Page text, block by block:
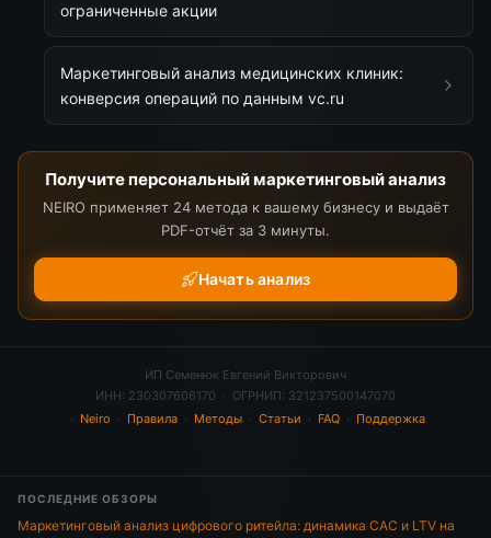
ограниченные акции
Маркетинговый анализ медицинских клиник:
конверсия операций по данным vc.ru
Получите персональный маркетинговый анализ
NEIRO применяет 24 метода к вашему бизнесу и выдаёт
PDF-отчёт за 3 минуты.
Начать анализ
ИП Семенюк Евгений Викторович
ИНН: 230307606170 · ОГРНИП: 321237500147070
· Neiro · Правила· Методы· Статьи · FAQ· Поддержка
ПОСЛЕДНИЕ ОБЗОРЫ
Маркетинговый анализ цифрового ритейла: динамика CAC и LTV на